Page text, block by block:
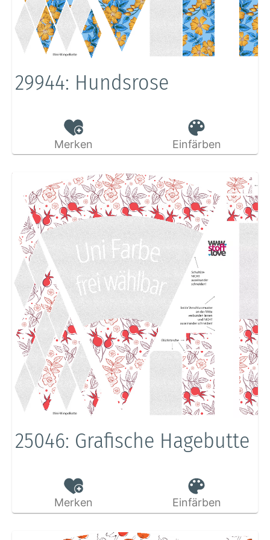
29944: Hundsrose
Merken Einfärben
25046: Grafische Hagebutte
Merken Einfärben